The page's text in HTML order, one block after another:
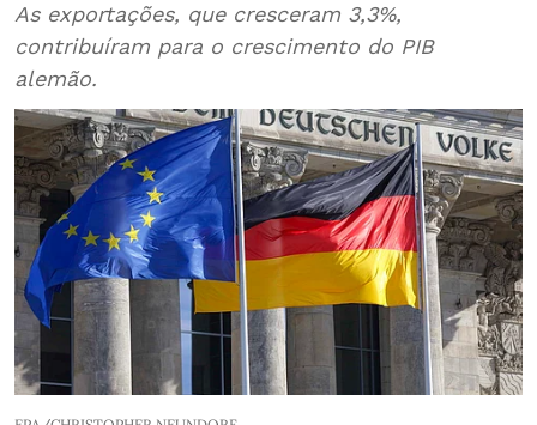
As exportações, que cresceram 3,3%,
contribuíram para o crescimento do PIB
alemão.